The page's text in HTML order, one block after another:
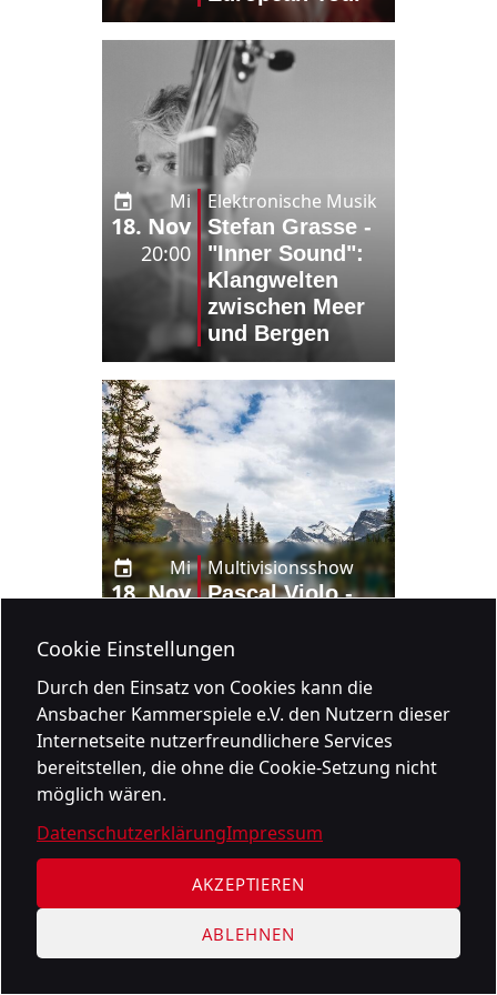
Cookie Einstellungen
Durch den Einsatz von Cookies kann die
Ansbacher Kammerspiele e.V. den Nutzern dieser
Internetseite nutzerfreundlichere Services
bereitstellen, die ohne die Cookie-Setzung nicht
möglich wären.
AKZEPTIEREN
ABLEHNEN
DatenschutzerklärungImpressum
Mi
18. Nov
20:00
Elektronische Musik
Stefan Grasse -
"Inner Sound":
Klangwelten
zwischen Meer
und Bergen
Mi
18. Nov
Multivisionsshow
Pascal Violo -
"Kanada und
19. Nov
Stand-Up-Comedy
Jonas Greiner -